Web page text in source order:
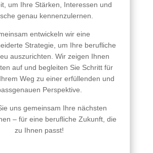
um Ihre Stärken, Interessen und
genau kennenzulernen.
entwickeln wir eine
Strategie, um Ihre berufliche
auszurichten. Wir zeigen Ihnen
auf und begleiten Sie Schritt für
Weg zu einer erfüllenden und
Perspektive.
uns gemeinsam Ihre nächsten
– für eine berufliche Zukunft, die
zu Ihnen passt!